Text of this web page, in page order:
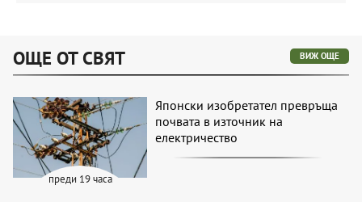
ОЩЕ ОТ СВЯТ ВИЖ ОЩЕ
преди 19 часа
Японски изобретател превръща
почвата в източник на
електричество